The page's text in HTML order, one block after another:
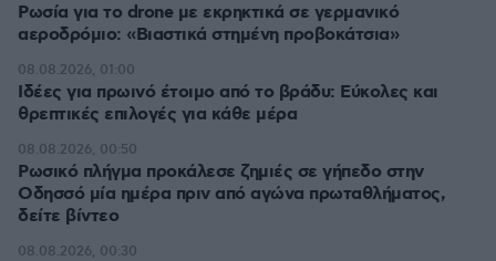
Ρωσία για το drone με εκρηκτικά σε γερμανικό
αεροδρόμιο: «Βιαστικά στημένη προβοκάτσια»
Ιδέες για πρωινό έτοιμο από το βράδυ: Εύκολες και
θρεπτικές επιλογές για κάθε μέρα
08.08.2026, 01:00
Ρωσικό πλήγμα προκάλεσε ζημιές σε γήπεδο στην
Οδησσό μία ημέρα πριν από αγώνα πρωταθλήματος,
δείτε βίντεο
08.08.2026, 00:50
08.08.2026, 00:30